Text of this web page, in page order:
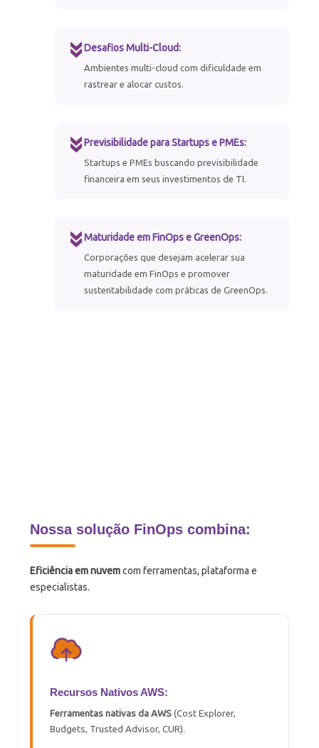
Desafios Multi-Cloud:
Ambientes multi-cloud com dificuldade em
rastrear e alocar custos.
Previsibilidade para Startups e PMEs:
Startups e PMEs buscando previsibilidade
financeira em seus investimentos de TI.
Maturidade em FinOps e GreenOps:
Corporações que desejam acelerar sua
maturidade em FinOps e promover
sustentabilidade com práticas de GreenOps.
Nossa solução FinOps combina:
Eficiência em nuvemcom ferramentas, plataforma e
especialistas.
Recursos Nativos AWS:
Ferramentasnativas da AWS (Cost Explorer,
Budgets, Trusted Advisor, CUR).